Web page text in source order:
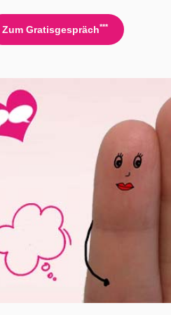
Zum Gratisgespräch***